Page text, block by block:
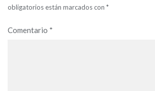
obligatorios están marcados con *
Comentario *